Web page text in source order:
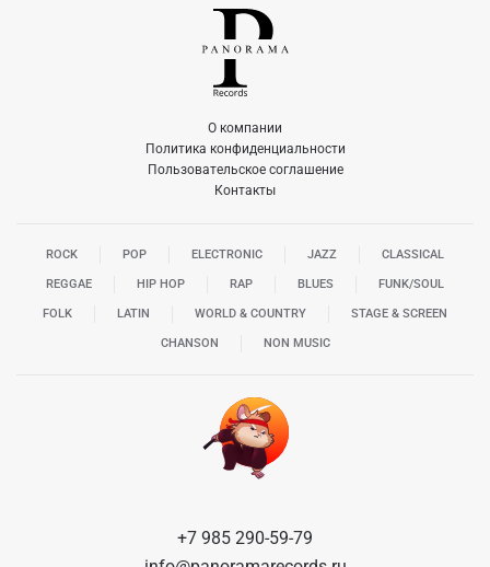
О компании
Политика конфиденциальности
Пользовательское соглашение
Контакты
ROCK POP ELECTRONIC JAZZ CLASSICAL
REGGAE HIP HOP RAP BLUES FUNK/SOUL
FOLK LATIN WORLD & COUNTRY STAGE & SCREEN
CHANSON NON MUSIC
+7 985 290-59-79